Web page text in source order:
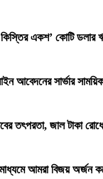
একশ’ কোটি ডলার
আবেদনের সার্ভার
তৎপরতা, জাল টাকা
আমরা বিজয় অর্জন